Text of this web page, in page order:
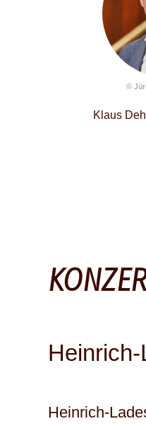
©
Klaus
Heinrich-